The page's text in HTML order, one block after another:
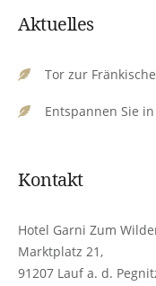
Aktuelles
Tor zur
Entspannen Sie
Kontakt
Hotel Garni Zum
Marktplatz 21,
91207 Lauf a. d.